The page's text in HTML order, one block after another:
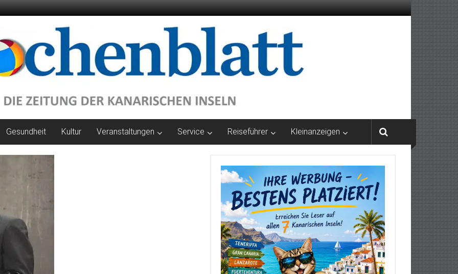
Gesundheit Kultur Veranstaltungen Service Reiseführer Kleinanzeigen